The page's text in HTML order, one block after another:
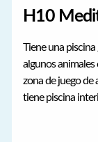
H10
Tiene una
algunos
zona de juego de
tiene piscina